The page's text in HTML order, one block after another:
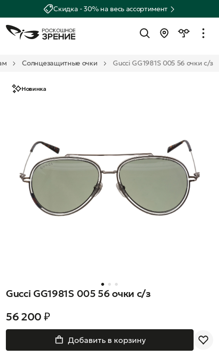
Скидка - 30% на весь ассортимент
Солнцезащитные очки Gucci GG1981S 005 56 очки с/з
Новинка
Gucci GG1981S 005 56 очки с/з
56 200 ₽
Добавить в корзину